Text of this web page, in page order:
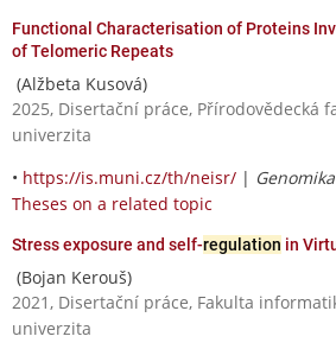
Functional Characterisation of Proteins
of Telomeric Repeats
(Alžbeta Kusová)
2025, Disertační práce, Přírodovědecká
univerzita
• https://is.muni.cz/th/neisr/ |
Theses on a related topic
Stress exposure and self-regulation in
(Bojan Kerouš)
2021, Disertační práce, Fakulta
univerzita